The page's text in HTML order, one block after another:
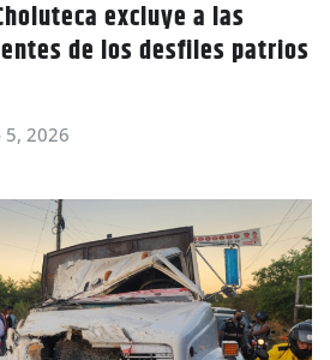
excluye a las
de los desfiles patrios
5, 2026